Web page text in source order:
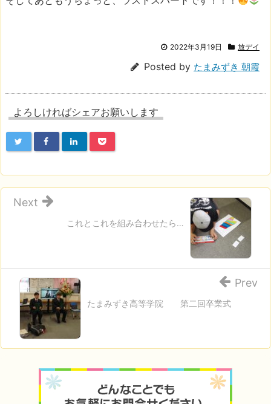
2022年3月19日 放デイ
Posted by たまみずき 朝霞
よろしければシェアお願いします
これとこれを組み合わせたら…
Next
たまみずき高等学院 第二回卒業式
Prev